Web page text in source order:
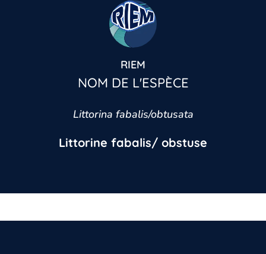
RIEM
NOM DE L'ESPÈCE
Littorina fabalis/obtusata
Littorine fabalis/ obstuse